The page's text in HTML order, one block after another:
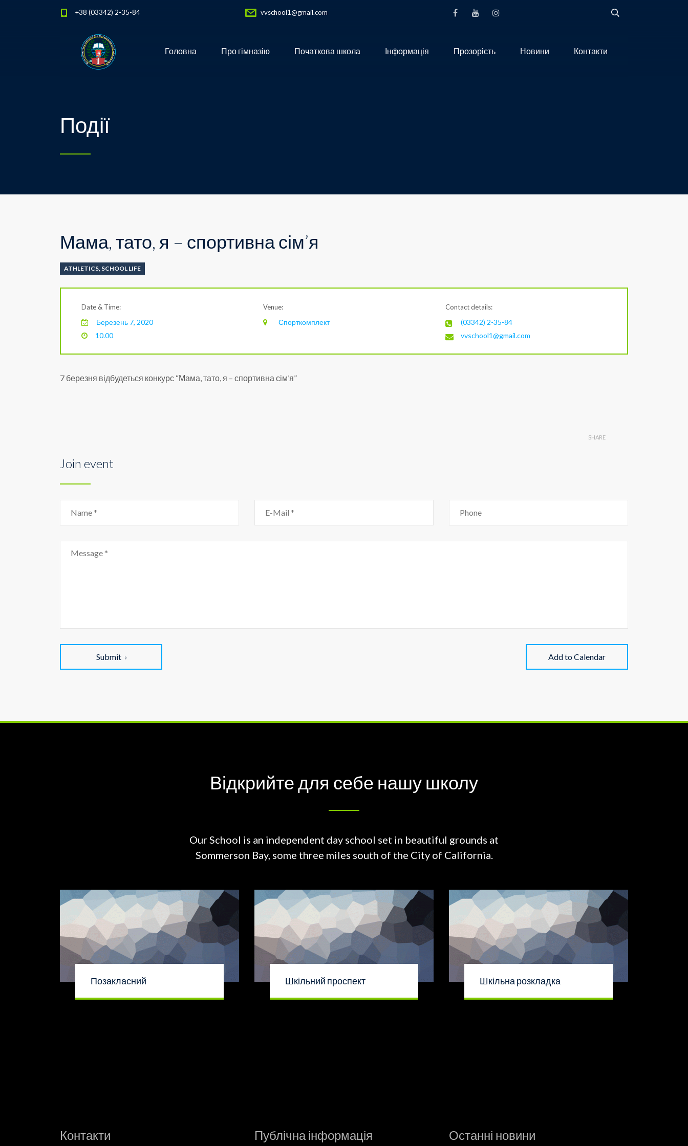
+38 (03342) 2-35-84 vvschool1@gmail.com
Головна Про гімназію Початкова школа Інформація Прозорість Новини Контакти
Події
Мама, тато, я – спортивна сім’я
ATHLETICS, SCHOOL LIFE
Date & Time:
Березень 7, 2020
10.00
Venue:
Спорткомплект
Contact details:
(03342) 2-35-84
vvschool1@gmail.com
7 березня відбудеться конкурс “Мама, тато, я – спортивна сім’я”
SHARE
Join event
Submit Add to Calendar
Відкрийте для себе нашу школу
Our School is an independent day school set in beautiful grounds at
Sommerson Bay, some three miles south of the City of California.
Позакласний Шкільний проспект Шкільна розкладка
Контакти Публічна інформація Останні новини